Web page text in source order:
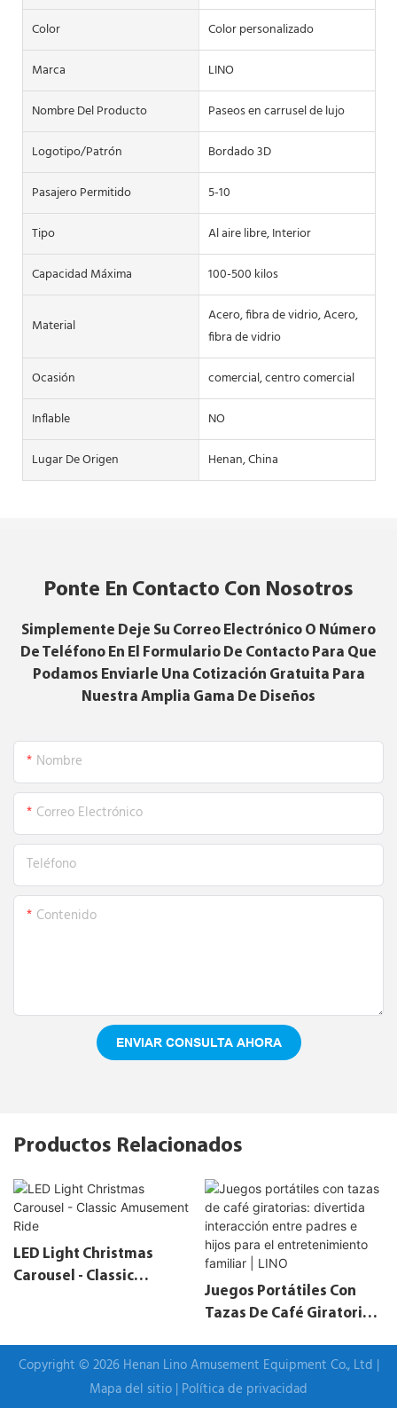
Color
Color personalizado
Marca
LINO
Nombre Del Producto
Paseos en carrusel de lujo
Logotipo/patrón
Bordado 3D
Pasajero Permitido
5-10
Tipo
Al aire libre, Interior
Capacidad Máxima
100-500 kilos
Material
Acero, fibra de vidrio, Acero,
fibra de vidrio
Ocasión
comercial, centro comercial
Inflable
NO
Lugar De Origen
Henan, China
Ponte En Contacto Con Nosotros
Simplemente Deje Su Correo Electrónico O Número
De Teléfono En El Formulario De Contacto Para Que
Podamos Enviarle Una Cotización Gratuita Para
Nuestra Amplia Gama De Diseños
Nombre
Correo Electrónico
Teléfono
Contenido
ENVIAR CONSULTA AHORA
Productos Relacionados
LED Light Christmas
Carousel - Classic
Juegos Portátiles Con
Tazas De Café Giratorias:
Entre Padres E Hijos Para
El Entretenimiento
Copyright © 2026 Henan Lino Amusement Equipment Co., Ltd |
Mapa del sitio | Política de privacidad